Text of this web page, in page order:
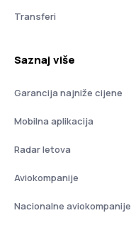
Transferi
Saznaj više
Garancija najniže cijene
Mobilna aplikacija
Radar letova
Aviokompanije
Nacionalne aviokompanije